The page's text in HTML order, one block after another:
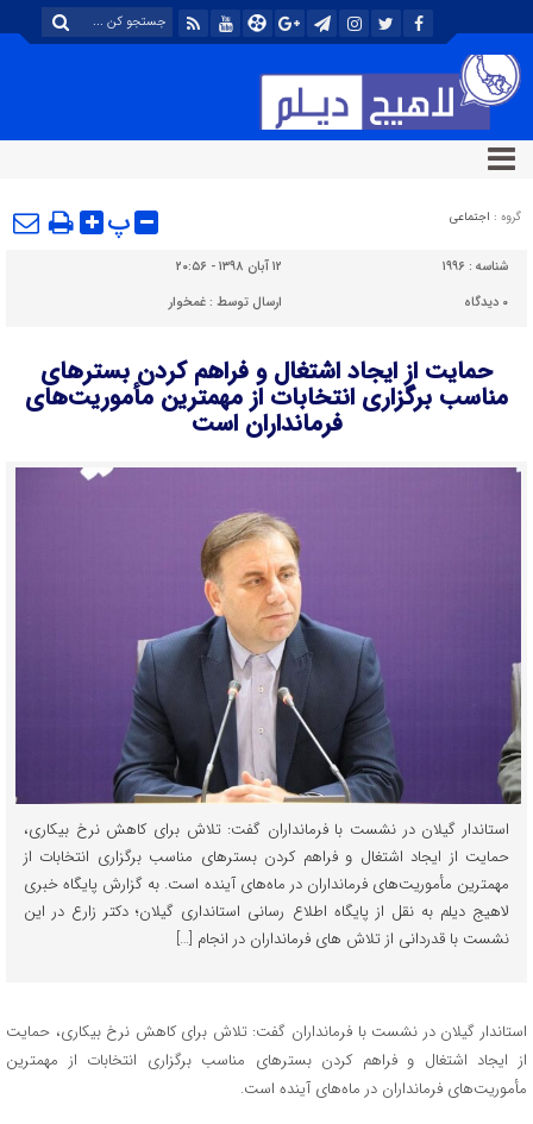
گروه : اجتماعی پ
شناسه : ۱۹۹۶
۱۲ آبان ۱۳۹۸ - ۲۰:۵۶
۰ دیدگاه ارسال توسط :غمخوار
حمایت از ایجاد اشتغال و فراهم کردن بسترهای
مناسب برگزاری انتخابات از مهمترین مأموریت‌های
فرمانداران است
استاندار گیلان در نشست با فرمانداران گفت: تلاش برای کاهش نرخ بیکاری،
حمایت از ایجاد اشتغال و فراهم کردن بسترهای مناسب برگزاری انتخابات از
مهمترین مأموریت‌های فرمانداران در ماه‌های آینده است. به گزارش پایگاه خبری
لاهیج دیلم به نقل از پایگاه اطلاع رسانی استانداری گیلان؛ دکتر زارع در این
نشست با قدردانی از تلاش های فرمانداران در انجام […]
استاندار گیلان در نشست با فرمانداران گفت: تلاش برای کاهش نرخ بیکاری، حمایت
از ایجاد اشتغال و فراهم کردن بسترهای مناسب برگزاری انتخابات از مهمترین
مأموریت‌های فرمانداران در ماه‌های آینده است.